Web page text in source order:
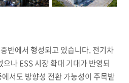
반에서 형성되고 있습니다. 전기차
나 ESS 시장 확대 기대가 반영되
서도 방향성 전환 가능성이 주목받